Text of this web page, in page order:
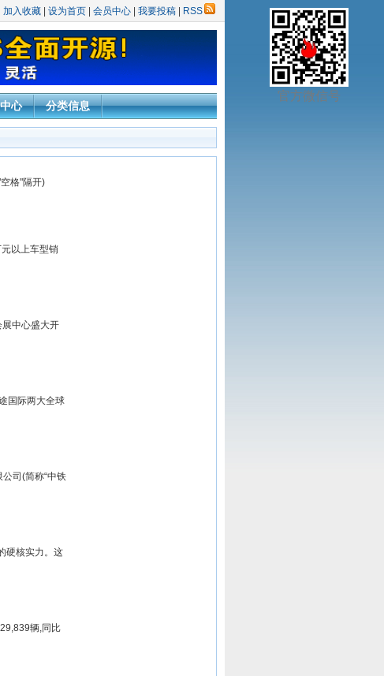
加入收藏 设为首页 会员中心 我要投稿 RSS
心 分类信息
格"隔开)
以上车型销
中心盛大开
国际两大全球
司(简称“中铁
硬核实力。这
辆,同比
官方微信号